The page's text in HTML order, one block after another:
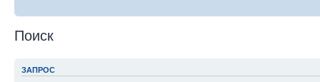
Поиск
ЗАПРОС